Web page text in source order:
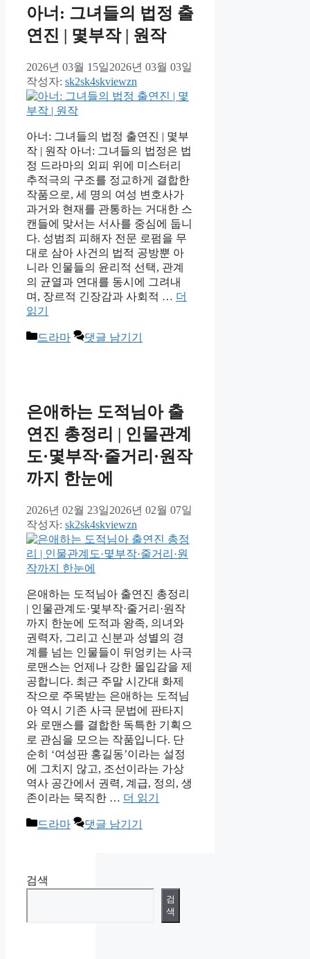
아너: 그녀들의 법정 출
연진 | 몇부작 | 원작
2026년 03월 15일2026년 03월 03일
작성자: sk2sk4skviewzn
아너: 그녀들의 법정 출연진 | 몇부
작 | 원작 아너: 그녀들의 법정은 법
정 드라마의 외피 위에 미스터리
추적극의 구조를 정교하게 결합한
작품으로, 세 명의 여성 변호사가
과거와 현재를 관통하는 거대한 스
캔들에 맞서는 서사를 중심에 둡니
다. 성범죄 피해자 전문 로펌을 무
대로 삼아 사건의 법적 공방뿐 아
니라 인물들의 윤리적 선택, 관계
의 균열과 연대를 동시에 그려내
며, 장르적 긴장감과 사회적 … 더
읽기
카
드라마 댓글 남기기
은애하는 도적님아 출
연진 총정리 | 인물관계
도·몇부작·줄거리·원작
까지 한눈에
2026년 02월 23일2026년 02월 07일
작성자: sk2sk4skviewzn
은애하는 도적님아 출연진 총정리
| 인물관계도·몇부작·줄거리·원작
까지 한눈에 도적과 왕족, 의녀와
권력자, 그리고 신분과 성별의 경
계를 넘는 인물들이 뒤엉키는 사극
로맨스는 언제나 강한 몰입감을 제
공합니다. 최근 주말 시간대 화제
작으로 주목받는 은애하는 도적님
아 역시 기존 사극 문법에 판타지
와 로맨스를 결합한 독특한 기획으
로 관심을 모으는 작품입니다. 단
순히 ‘여성판 홍길동’이라는 설정
에 그치지 않고, 조선이라는 가상
역사 공간에서 권력, 계급, 정의, 생
존이라는 묵직한 … 더 읽기
카
드라마 댓글 남기기
검색
검
색